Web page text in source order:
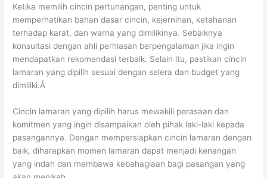
Ketika memilih cincin pertunangan, penting untuk
memperhatikan bahan dasar cincin, kejernihan, ketahanan
terhadap karat, dan warna yang dimilikinya. Sebaiknya
konsultasi dengan ahli perhiasan berpengalaman jika ingin
mendapatkan rekomendasi terbaik. Selain itu, pastikan cincin
lamaran yang dipilih sesuai dengan selera dan budget yang
dimiliki.Â
Cincin lamaran yang dipilih harus mewakili perasaan dan
komitmen yang ingin disampaikan oleh pihak laki-laki kepada
pasangannya. Dengan mempersiapkan cincin lamaran dengan
baik, diharapkan momen lamaran dapat menjadi kenangan
yang indah dan membawa kebahagiaan bagi pasangan yang